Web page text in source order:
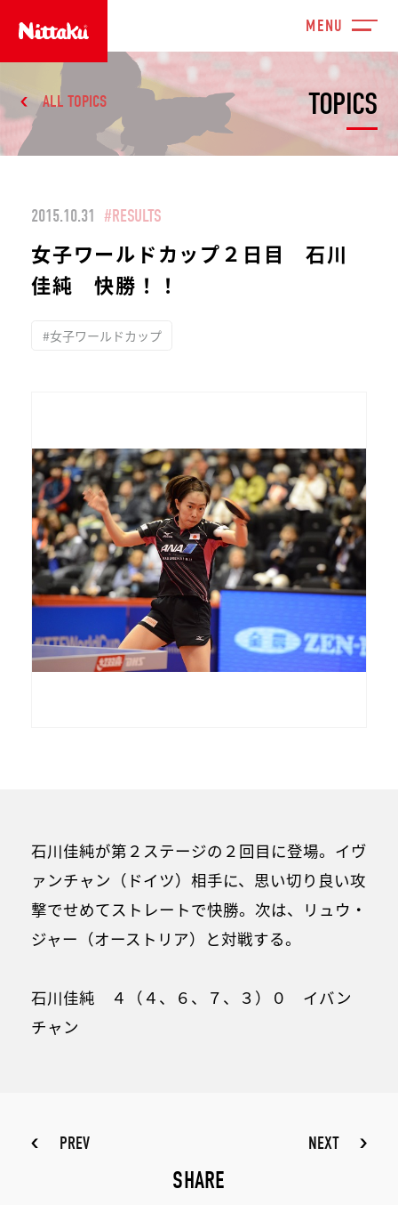
TOPICS
ALL TOPICS
2015.10.31 #RESULTS
女子ワールドカップ２日目 石川
佳純 快勝！！
#女子ワールドカップ
石川佳純が第２ステージの２回目に登場。イヴ
ァンチャン（ドイツ）相手に、思い切り良い攻
撃でせめてストレートで快勝。次は、リュウ・
ジャー（オーストリア）と対戦する。
石川佳純 ４（４、６、７、３）０ イバン
チャン
PREV NEXT
SHARE